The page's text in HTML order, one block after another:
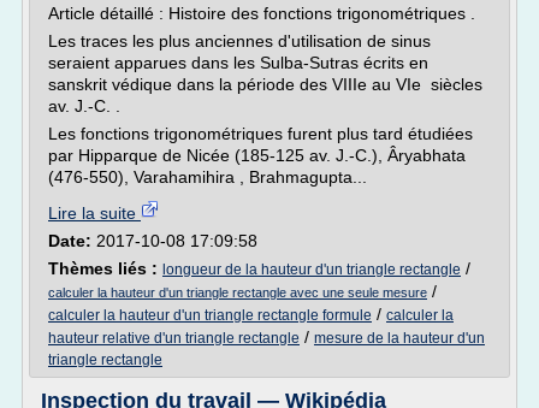
Article détaillé : Histoire des fonctions trigonométriques .
Les traces les plus anciennes d'utilisation de sinus
seraient apparues dans les Sulba-Sutras écrits en
sanskrit védique dans la période des VIIIe au VIe siècles
av. J.-C. .
Les fonctions trigonométriques furent plus tard étudiées
par Hipparque de Nicée (185-125 av. J.-C.), Âryabhata
(476-550), Varahamihira , Brahmagupta...
Lire la suite
Date: 2017-10-08 17:09:58
Thèmes liés : longueur de la hauteur d'un triangle rectangle /
calculer la hauteur d'un triangle rectangle avec une seule mesure /
calculer la hauteur d'un triangle rectangle formule / calculer la
hauteur relative d'un triangle rectangle / mesure de la hauteur d'un
triangle rectangle
Inspection du travail — Wikipédia